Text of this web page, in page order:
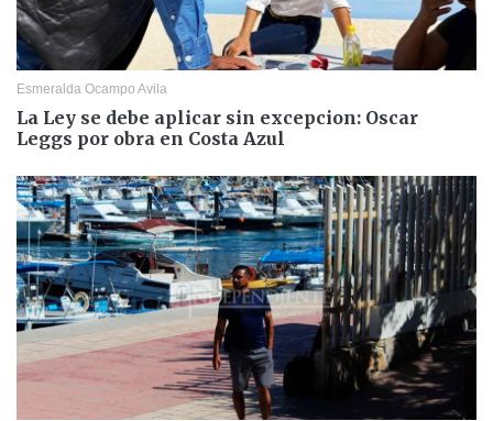
Esmeralda Ocampo Avila
La Ley se debe aplicar sin excepcion: Oscar
Leggs por obra en Costa Azul